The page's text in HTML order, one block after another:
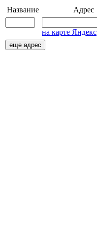
Название Адрес
на карте Яндекс